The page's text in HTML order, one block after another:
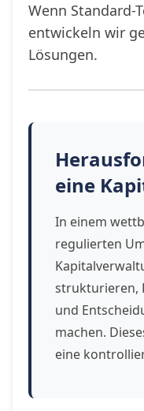
Wenn Standard-
entwickeln wir
Lösungen.
eine
In einem
regulierten
strukturieren,
und
machen.
eine